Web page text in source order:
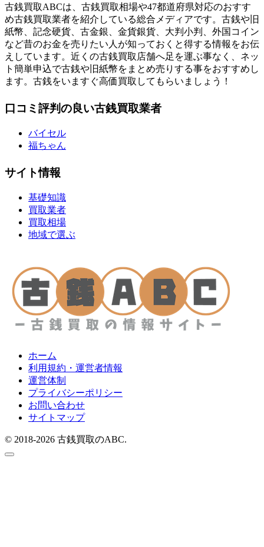
古銭買取ABCは、古銭買取相場や47都道府県対応のおすす
め古銭買取業者を紹介している総合メディアです。古銭や旧
紙幣、記念硬貨、古金銀、金貨銀貨、大判小判、外国コイン
など昔のお金を売りたい人が知っておくと得する情報をお伝
えしています。近くの古銭買取店舗へ足を運ぶ事なく、ネッ
ト簡単申込で古銭や旧紙幣をまとめ売りする事をおすすめし
ます。古銭をいますぐ高価買取してもらいましょう！
口コミ評判の良い古銭買取業者
バイセル
福ちゃん
サイト情報
基礎知識
買取業者
買取相場
地域で選ぶ
ホーム
利用規約・運営者情報
運営体制
プライバシーポリシー
お問い合わせ
サイトマップ
© 2018-2026 古銭買取のABC.